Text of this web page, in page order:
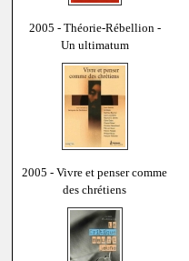
2005 - Théorie-Rébellion -
Un ultimatum
2005 - Vivre et penser comme
des chrétiens